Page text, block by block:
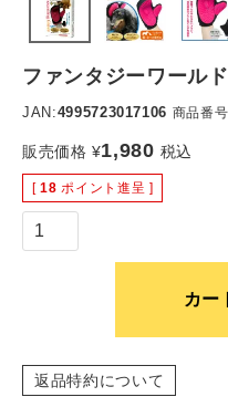
ファンタジーワール
JAN:4995723017106 商品番号
販売価格 ¥1,980 税込
[ 18 ポイント進呈 ]
カー
返品特約について